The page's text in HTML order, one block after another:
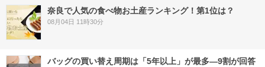
奈良で人気の食べ物お土産ランキング！第1位は？
08月04日 11時30分
バッグの買い替え周期は「5年以上」が最多―9割が回答